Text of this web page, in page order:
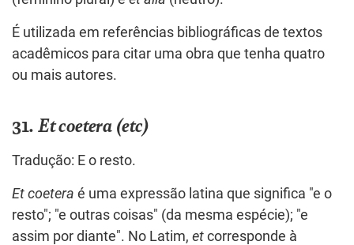
É utilizada em referências bibliográficas de textos
acadêmicos para citar uma obra que tenha quatro
ou mais autores.
31.Et coetera (etc)
Tradução: E o resto.
Et coetera é uma expressão latina que significa "e o
resto"; "e outras coisas" (da mesma espécie); "e
assim por diante". No Latim, et corresponde à